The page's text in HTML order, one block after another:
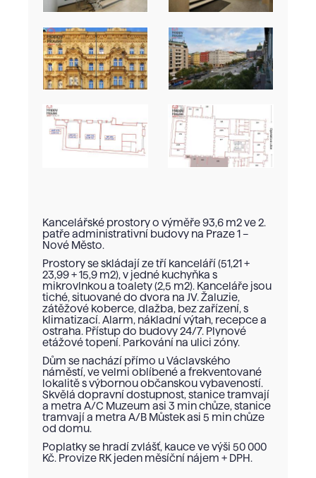
Kancelářské prostory o výměře 93,6 m2 ve 2.
patře administrativní budovy na Praze 1 –
Nové Město.
Prostory se skládají ze tří kanceláří (51,21 +
23,99 + 15,9 m2), v jedné kuchyňka s
mikrovlnkou a toalety (2,5 m2). Kanceláře jsou
tiché, situované do dvora na JV. Žaluzie,
zátěžové koberce, dlažba, bez zařízení, s
klimatizací. Alarm, nákladní výtah, recepce a
ostraha. Přístup do budovy 24/7. Plynové
etážové topení. Parkování na ulici zóny.
Dům se nachází přímo u Václavského
náměstí, ve velmi oblíbené a frekventované
lokalitě s výbornou občanskou vybaveností.
Skvělá dopravní dostupnost, stanice tramvají
a metra A/C Muzeum asi 3 min chůze, stanice
tramvají a metra A/B Můstek asi 5 min chůze
od domu.
Poplatky se hradí zvlášť, kauce ve výši 50 000
Kč. Provize RK jeden měsíční nájem + DPH.